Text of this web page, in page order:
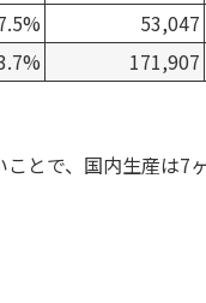
53,047
171,907
とで、国内生産は7